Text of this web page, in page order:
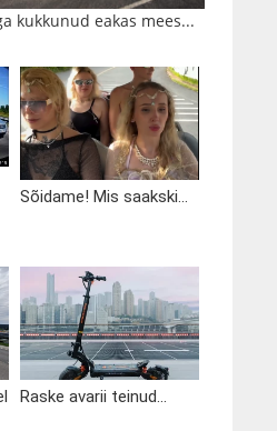
kukkunud eakas mees...
Sõidame! Mis saakski...
Raske avarii teinud...